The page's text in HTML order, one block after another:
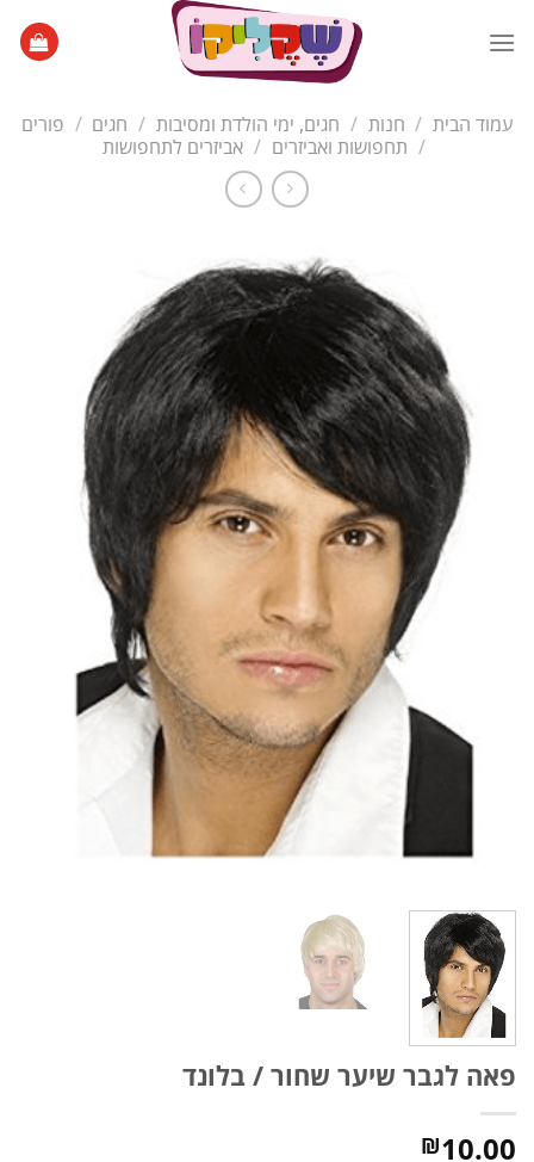
עמוד הבית / חנות / חגים, ימי הולדת ומסיבות / חגים / פורים
/ תחפושות ואביזרים / אביזרים לתחפושות
פאה לגבר שיער שחור / בלונד
₪10.00